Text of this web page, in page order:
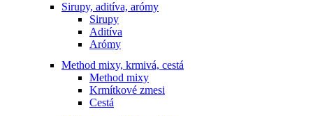
Sirupy, aditíva, arómy
Sirupy
Aditíva
Arómy
Method mixy, krmivá, cestá
Method mixy
Krmítkové zmesi
Cestá